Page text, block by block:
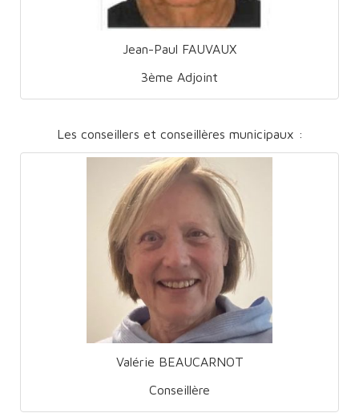
Jean-Paul FAUVAUX
3ème Adjoint
Les conseillers et conseillères municipaux :
Valérie BEAUCARNOT
Conseillère